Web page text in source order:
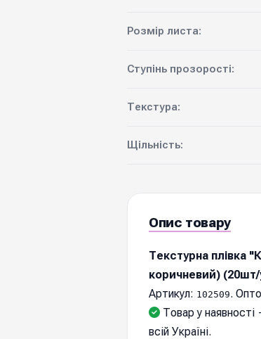
Розмір листа:
Ступінь прозорості:
Текстура:
Щільність:
Опис товару
Текстурна плівка
коричневий) (20шт/
Артикул: 102509.
Товар у
всій Україні.